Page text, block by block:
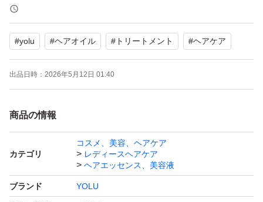
よろしくお願い致します。
#yolu #ヘアオイル # トリートメント #ヘアケア
出品日時： 2026年5月12日 01:40
商品の情報
カテゴリ
コスメ、美容、ヘアケア
レディースヘアケア
ヘアエッセンス、美容液
ブランド YOLU